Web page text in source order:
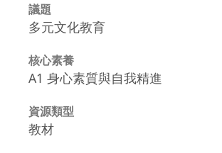
議題
多元文化教育
核心素養
A1 身心素質與自我精進
資源類型
教材